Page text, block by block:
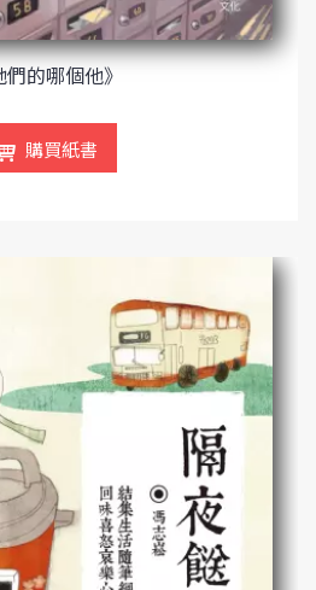
們的哪個他》
購買紙書